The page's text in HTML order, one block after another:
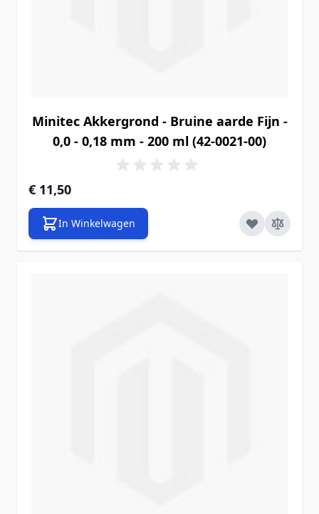
Minitec Akkergrond - Bruine aarde Fijn -
0,0 - 0,18 mm - 200 ml (42-0021-00)
€ 11,50
In Winkelwagen